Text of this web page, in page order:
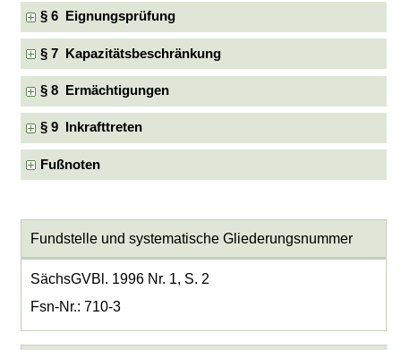
§ 6 Eignungsprüfung
§ 7 Kapazitätsbeschränkung
§ 8 Ermächtigungen
§ 9 Inkrafttreten
Fußnoten
Fundstelle und systematische Gliederungsnummer
SächsGVBl. 1996 Nr. 1, S. 2
Fsn-Nr.: 710-3